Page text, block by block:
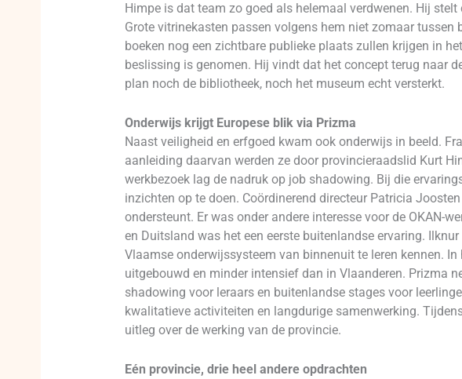
Himpe is dat team zo goed als helemaal verdwenen. Hij
Grote vitrinekasten passen volgens hem niet zomaar tussen
boeken nog een zichtbare publieke plaats zullen krijgen in
beslissing is genomen. Hij vindt dat het concept terug naar
plan noch de bibliotheek, noch het museum echt versterkt.
Onderwijs krijgt Europese blik via Prizma
Naast veiligheid en erfgoed kwam ook onderwijs in beeld.
aanleiding daarvan werden ze door provincieraadslid Kurt
werkbezoek lag de nadruk op job shadowing. Bij die
inzichten op te doen. Coördinerend directeur Patricia
ondersteunt. Er was onder andere interesse voor de OKAN-
en Duitsland was het een eerste buitenlandse ervaring.
Vlaamse onderwijssysteem van binnenuit te leren kennen.
uitgebouwd en minder intensief dan in Vlaanderen. Prizma
shadowing voor leraars en buitenlandse stages voor
kwalitatieve activiteiten en langdurige samenwerking.
uitleg over de werking van de provincie.
Eén provincie, drie heel andere opdrachten